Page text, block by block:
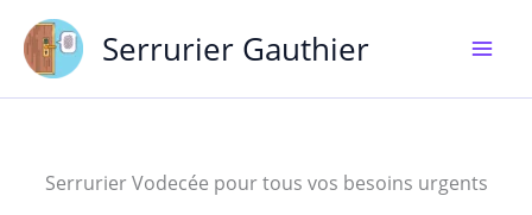
contenu
Serrurier Gauthier
Serrurier Vodecée pour tous vos besoins urgents